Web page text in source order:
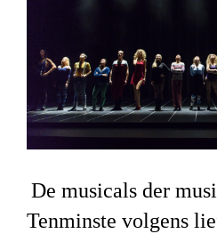
De musicals der
Tenminste volgens